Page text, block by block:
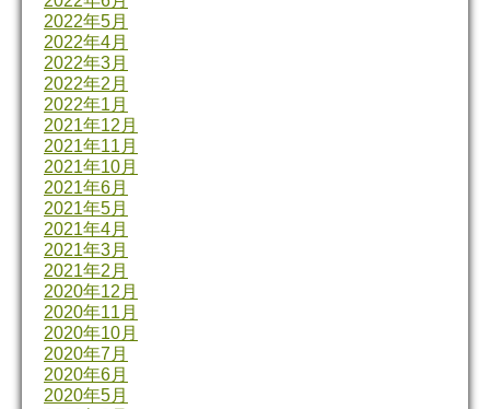
2022年5月
2022年4月
2022年3月
2022年2月
2022年1月
2021年12月
2021年11月
2021年10月
2021年6月
2021年5月
2021年4月
2021年3月
2021年2月
2020年12月
2020年11月
2020年10月
2020年7月
2020年6月
2020年5月